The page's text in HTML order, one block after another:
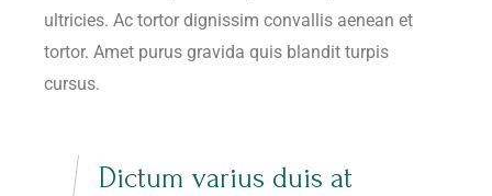
ultricies. Ac tortor dignissim convallis aenean et
tortor. Amet purus gravida quis blandit turpis
cursus.
Dictum varius duis at